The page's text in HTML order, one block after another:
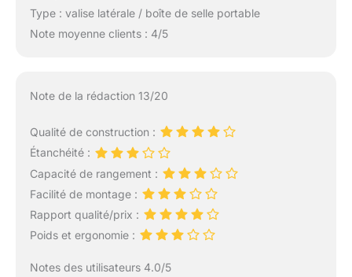
Type : valise latérale / boîte de selle portable
Note moyenne clients : 4/5
Note de la rédaction 13/20
Qualité de construction :
Étanchéité :
Capacité de rangement :
Facilité de montage :
Rapport qualité/prix :
Poids et ergonomie :
Notes des utilisateurs 4.0/5